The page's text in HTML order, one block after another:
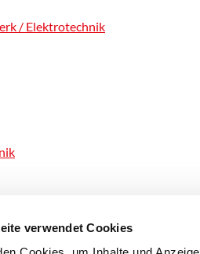
verwendet Cookies
/ Elektrotechnik